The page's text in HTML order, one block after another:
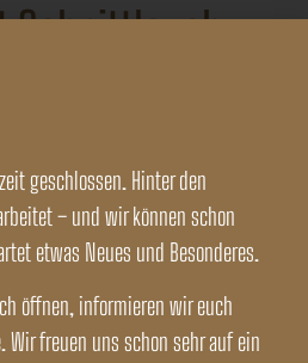
Schnittlauch
(G)
(L)
geschlossen. Hinter den
– und wir können schon
etwas Neues und Besonderes.
öffnen, informieren wir euch
Wir freuen uns schon sehr auf ein